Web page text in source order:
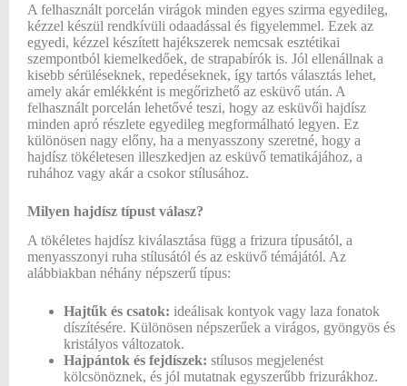
A felhasznált porcelán virágok minden egyes szirma egyedileg,
kézzel készül rendkívüli odaadással és figyelemmel. Ezek az
egyedi, kézzel készített hajékszerek nemcsak esztétikai
szempontból kiemelkedőek, de strapabírók is. Jól ellenállnak a
kisebb sérüléseknek, repedéseknek, így tartós választás lehet,
amely akár emlékként is megőrizhető az esküvő után. A
felhasznált porcelán lehetővé teszi, hogy az esküvői hajdísz
minden apró részlete egyedileg megformálható legyen. Ez
különösen nagy előny, ha a menyasszony szeretné, hogy a
hajdísz tökéletesen illeszkedjen az esküvő tematikájához, a
ruhához vagy akár a csokor stílusához.
Milyen hajdísz típust válasz?
A tökéletes hajdísz kiválasztása függ a frizura típusától, a
menyasszonyi ruha stílusától és az esküvő témájától. Az
alábbiakban néhány népszerű típus:
Hajtűk és csatok: ideálisak kontyok vagy laza fonatok
díszítésére. Különösen népszerűek a virágos, gyöngyös és
kristályos változatok.
Hajpántok és fejdíszek: stílusos megjelenést
kölcsönöznek, és jól mutatnak egyszerűbb frizurákhoz.